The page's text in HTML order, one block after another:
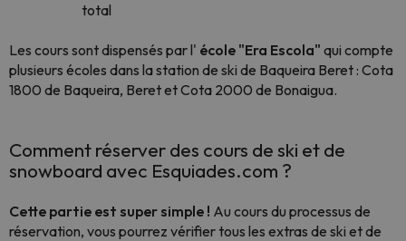
total
Les cours sont dispensés par l' école "Era Escola" qui compte
plusieurs écoles dans la station de ski de Baqueira Beret : Cota
1800 de Baqueira, Beret et Cota 2000 de Bonaigua.
Comment réserver des cours de ski et de
snowboard avec Esquiades.com ?
Cette partie est super simple ! Au cours du processus de
réservation, vous pourrez vérifier tous les extras de ski et de